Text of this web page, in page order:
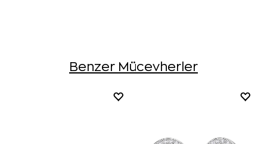
Benzer Mücevherler